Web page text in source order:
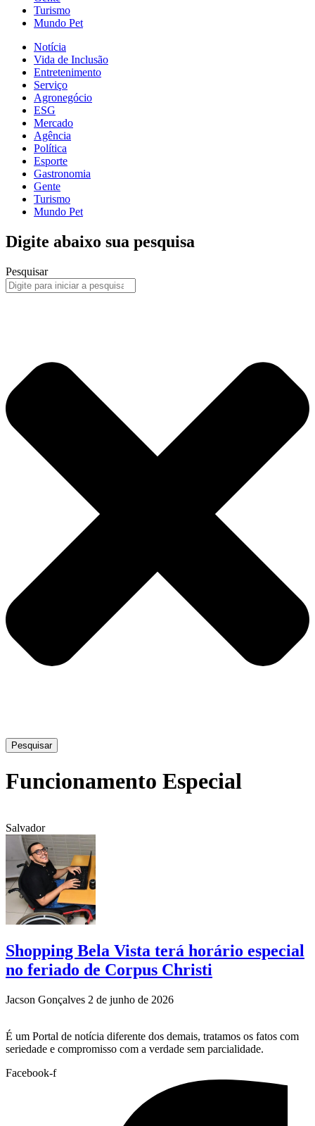
Turismo
Mundo Pet
Notícia
Vida de Inclusão
Entretenimento
Serviço
Agronegócio
ESG
Mercado
Agência
Política
Esporte
Gastronomia
Gente
Turismo
Mundo Pet
Digite abaixo sua pesquisa
Pesquisar
Pesquisar
Funcionamento Especial
Salvador
Shopping Bela Vista terá horário especial
no feriado de Corpus Christi
Jacson Gonçalves 2 de junho de 2026
É um Portal de notícia diferente dos demais, tratamos os fatos com
seriedade e compromisso com a verdade sem parcialidade.
Facebook-f